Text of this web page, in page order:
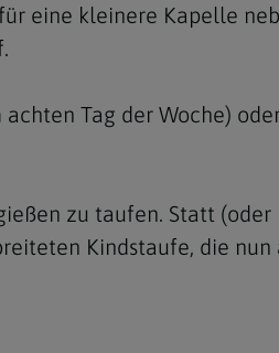
eine kleinere Kapelle
Tag der Woche)
zu taufen. Statt
Kindstaufe, die